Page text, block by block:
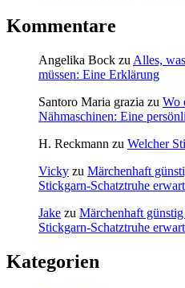
Kommentare
Angelika Bock zu Alles,
müssen: Eine Erklärung
Santoro Maria grazia zu Wo
Nähmaschinen: Eine
H. Reckmann zu Welcher
Vicky zu Märchenhaft
Stickgarn-Schatztruhe
Jake zu Märchenhaft
Stickgarn-Schatztruhe
Kategorien